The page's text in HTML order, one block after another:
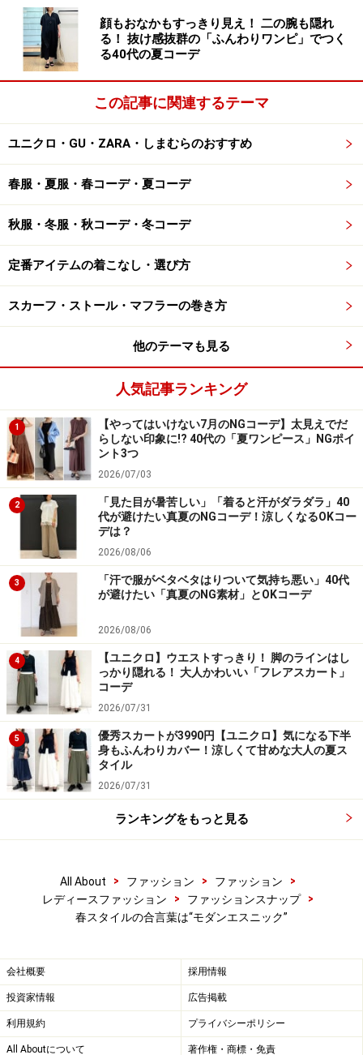
顔もおなかもすっきり見え！ 二の腕も隠れ
る！ 抜け感抜群の「ふんわりワンピ」でつく
る40代の夏コーデ
この記事に関連するテーマ
ユニクロ・GU・ZARA・しまむらのおすすめ
春服・夏服・春コーデ・夏コーデ
秋服・冬服・秋コーデ・冬コーデ
定番アイテムの着こなし・選び方
スカーフ・ストール・マフラーの巻き方
他のテーマも見る
人気記事ランキング
1
【やってはいけない7月のNGコーデ】太見えでだ
らしない印象に!? 40代の「夏ワンピース」NGポイ
ント3つ
2026/07/03
2
「見た目が暑苦しい」「着ると汗がダラダラ」40
代が避けたい真夏のNGコーデ！涼しくなるOKコー
デは？
2026/08/06
3
「汗で服がベタベタはりついて気持ち悪い」40代
が避けたい「真夏のNG素材」とOKコーデ
2026/08/06
4
【ユニクロ】ウエストすっきり！ 脚のラインはし
っかり隠れる！ 大人かわいい「フレアスカート」
コーデ
2026/07/31
5
優秀スカートが3990円【ユニクロ】気になる下半
身もふんわりカバー！涼しくて甘めな大人の夏ス
タイル
2026/07/31
ランキングをもっと見る
All About > ファッション > ファッション
>
レディースファッション
> ファッションスナップ
>
春スタイルの合言葉は“モダンエスニック”
会社概要 採用情報
投資家情報 広告掲載
利用規約 プライバシーポリシー
All Aboutについて 著作権・商標・免責